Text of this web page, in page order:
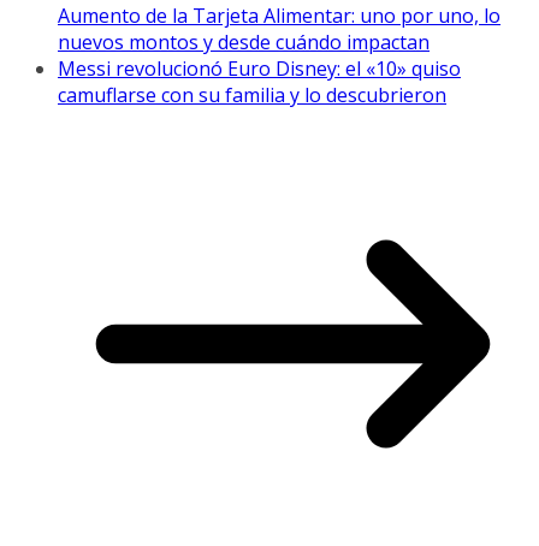
Aumento de la Tarjeta Alimentar: uno por uno, lo
nuevos montos y desde cuándo impactan
Messi revolucionó Euro Disney: el «10» quiso
camuflarse con su familia y lo descubrieron